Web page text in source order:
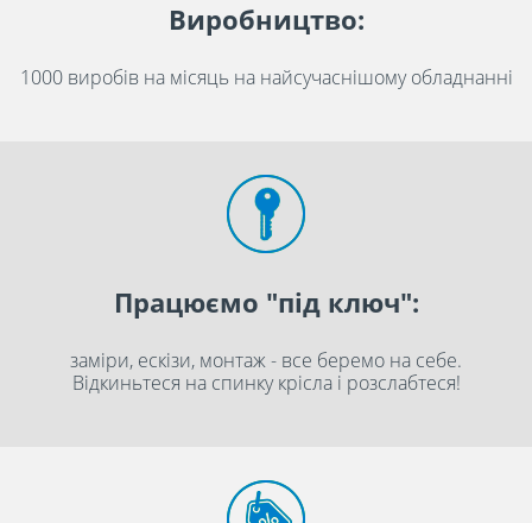
Виробництво:
1000 виробів на місяць на найсучаснішому обладнанні
Працюємо "під ключ":
заміри, ескізи, монтаж - все беремо на себе.
Відкиньтеся на спинку крісла і розслабтеся!